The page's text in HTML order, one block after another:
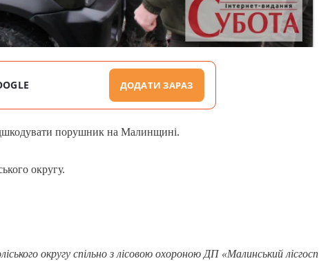
ДОДАТИ ЗАРАЗ
порушник на Малинщині.
округу.
округу спільно з лісовою охороною ДП «Малинський лісгосп